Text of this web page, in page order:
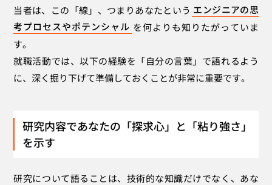
当者は、この「線」、つまりあなたという エンジニアの思
考プロセスやポテンシャル を何よりも知りたがっていま
す。
就職活動では、以下の経験を「自分の言葉」で語れるよう
に、深く掘り下げて準備しておくことが非常に重要です。
研究内容であなたの「探求心」と「粘り強さ」
を示す
研究について語ることは、技術的な知識だけでなく、あな